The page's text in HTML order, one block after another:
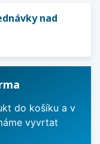
nad
do košíku a v
vyvrtat